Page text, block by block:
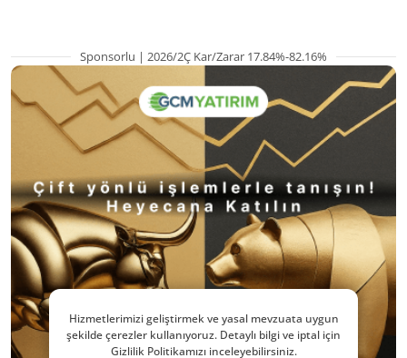
Sponsorlu | 2026/2Ç Kar/Zarar 17.84%-82.16%
Hizmetlerimizi geliştirmek ve yasal mevzuata uygun
şekilde çerezler kullanıyoruz. Detaylı bilgi ve iptal için
Gizlilik Politikamızı inceleyebilirsiniz.